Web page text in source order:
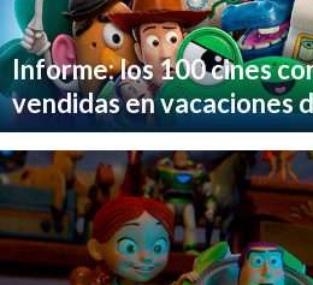
Informe: los 100 cines
vendidas en vacaciones